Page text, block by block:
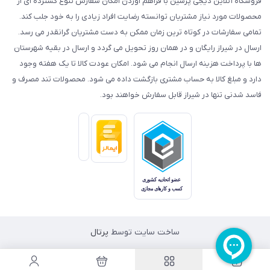
محصولات مورد نیاز مشتریان توانسته رضایت افراد زیادی را به خود جلب کند.
تمامی سفارشات در کوتاه ترین زمان ممکن به دست مشتریان گرانقدر می رسد.
ارسال در شیراز رایگان و در همان روز تحویل می گردد و ارسال در بقیه شهرستان
ها با پرداخت هزینه ارسال انجام می شود. امکان عودت کالا تا یک هفته وجود
دارد و مبلغ کالا به حساب مشتری بازگشت داده می شود. محصولات تند مصرف و
فاسد شدنی تنها در شیراز قابل سفارش خواهند بود.
ساخت سایت توسط پرتال